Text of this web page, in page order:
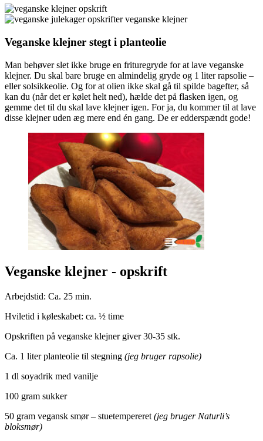
Veganske klejner stegt i planteolie
Man behøver slet ikke bruge en frituregryde for at lave veganske
klejner. Du skal bare bruge en almindelig gryde og 1 liter rapsolie –
eller solsikkeolie. Og for at olien ikke skal gå til spilde bagefter, så
kan du (når det er kølet helt ned), hælde det på flasken igen, og
gemme det til du skal lave klejner igen. For ja, du kommer til at lave
disse klejner uden æg mere end én gang. De er edderspændt gode!
Veganske klejner - opskrift
Arbejdstid: Ca. 25 min.
Hviletid i køleskabet: ca. ½ time
Opskriften på veganske klejner giver 30-35 stk.
Ca. 1 liter planteolie til stegning (jeg bruger rapsolie)
1 dl soyadrik med vanilje
100 gram sukker
50 gram vegansk smør – stuetempereret (jeg bruger Naturli’s
bloksmør)